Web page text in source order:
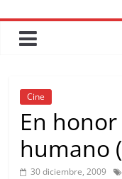
Cine
En
humano
30 diciembre, 2009